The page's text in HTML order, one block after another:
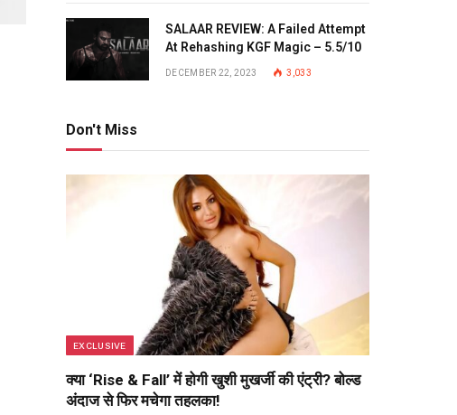
SALAAR REVIEW: A Failed Attempt
At Rehashing KGF Magic – 5.5/10
DECEMBER 22, 2023 3,033
Don't Miss
EXCLUSIVE
क्या ‘Rise & Fall’ में होगी खुशी मुखर्जी की एंट्री? बोल्ड
अंदाज से फिर मचेगा तहलका!